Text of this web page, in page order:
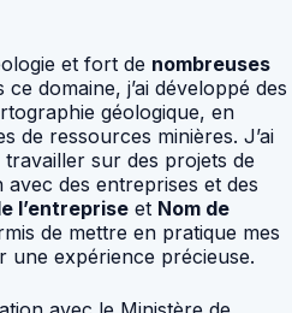
et fort de nombreuses
ce domaine, j’ai développé des
géologique, en
de ressources minières. J’ai
travailler sur des projets de
des entreprises et des
l’entreprise et Nom de
de mettre en pratique mes
une expérience précieuse.